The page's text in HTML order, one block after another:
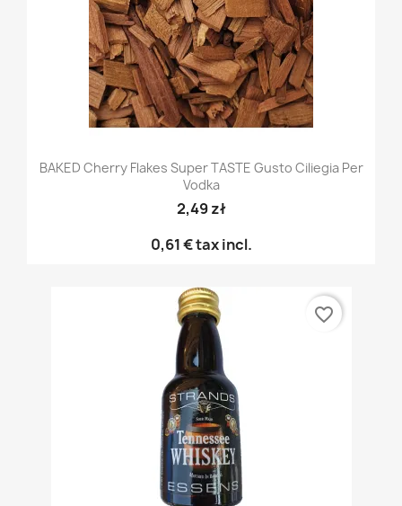
BAKED Cherry Flakes Super TASTE Gusto Ciliegia Per
Vodka
2,49 zł
0,61 €tax incl.
favorite_border